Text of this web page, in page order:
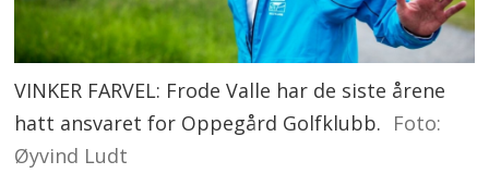
VINKER FARVEL: Frode Valle har de siste årene
hatt ansvaret for Oppegård Golfklubb. Foto:
Øyvind Ludt